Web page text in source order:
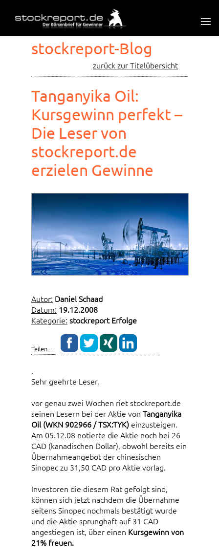
stockreport-Blog
zurück zur Titelübersicht
Tanganyika Oil:
Kursgewinn perfekt –
Die Leser von
stockreport.de
erzielen Gewinne
Autor: Daniel Schaad
Datum: 19.12.2008
Kategorie: stockreport Erfolge
Teilen...
.
Sehr geehrte Leser,
vor genau zwei Wochen riet stockreport.de
seinen Lesern bei der Aktie von Tanganyika
Oil (WKN 902966 / TSX:TYK) einzusteigen.
Am 05.12.08 notierte die Aktie noch bei 26
CAD (kanadischen Dollar), obwohl bereits ein
Übernahmeangebot der chinesischen
Sinopec zu 31,50 CAD pro Aktie vorlag.
Investoren die diesem Rat gefolgt sind,
können sich jetzt nachdem die Übernahme
seitens Sinopec nochmals bestätigt wurde
und die Aktie sprunghaft auf 31 CAD
angestiegen ist, über einen Kursgewinn von
21% freuen.